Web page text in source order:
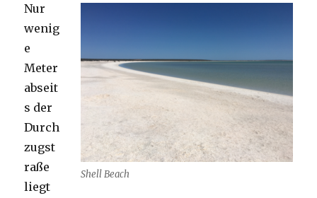
Shell Beach
Nur
wenig
e
Meter
abseit
s der
Durch
zugst
raße
liegt